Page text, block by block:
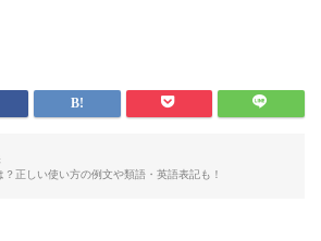
正しい使い方の例文や類語・英語表記も！